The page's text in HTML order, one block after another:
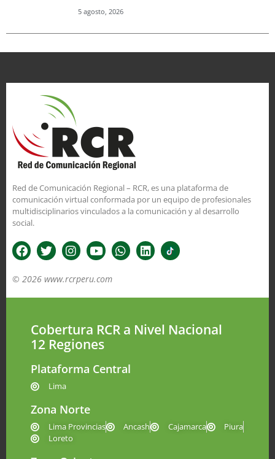
5 agosto, 2026
Red de Comunicación Regional – RCR, es una plataforma de
comunicación virtual conformada por un equipo de profesionales
multidisciplinarios vinculados a la comunicación y al desarrollo
social.
© 2026 www.rcrperu.com
Cobertura RCR a Nivel Nacional
12 Regiones
Plataforma Central
Lima
Zona Norte
Lima Provincias Ancash Cajamarca
Piura
Loreto